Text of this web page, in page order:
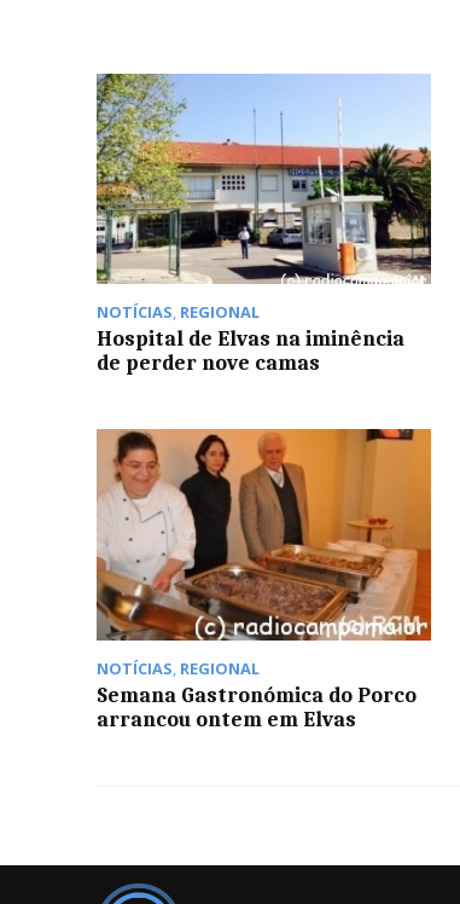
NOTÍCIAS, REGIONAL
Hospital de Elvas na iminência
de perder nove camas
NOTÍCIAS, REGIONAL
Semana Gastronómica do Porco
arrancou ontem em Elvas